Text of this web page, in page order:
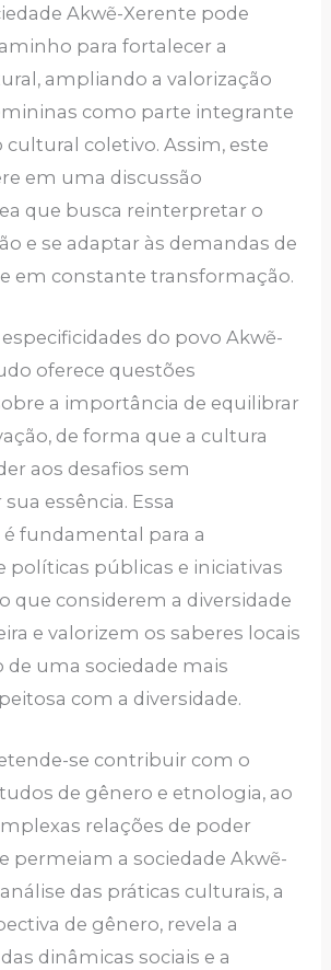
Akwẽ-Xerente pode
para fortalecer a
ampliando a valorização
como parte integrante
coletivo. Assim, este
em uma discussão
que busca reinterpretar o
e se adaptar às demandas de
em constante transformação.
do povo Akwẽ-
oferece questões
a importância de equilibrar
de forma que a cultura
aos desafios sem
essência. Essa
fundamental para a
políticas públicas e iniciativas
que considerem a diversidade
e valorizem os saberes locais
de uma sociedade mais
com a diversidade.
se contribuir com o
de gênero e etnologia, ao
relações de poder
permeiam a sociedade Akwẽ-
das práticas culturais, a
de gênero, revela a
dinâmicas sociais e a